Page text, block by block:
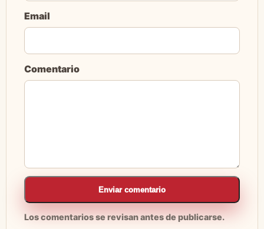
Email
Comentario
Enviar comentario
Los comentarios se revisan antes de publicarse.